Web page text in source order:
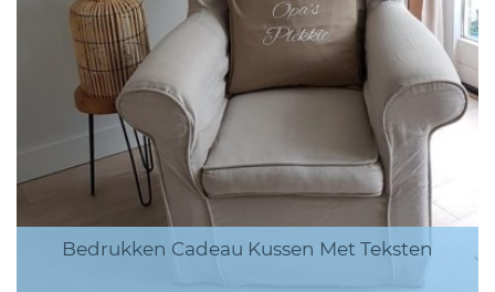
Bedrukken Cadeau Kussen Met Teksten